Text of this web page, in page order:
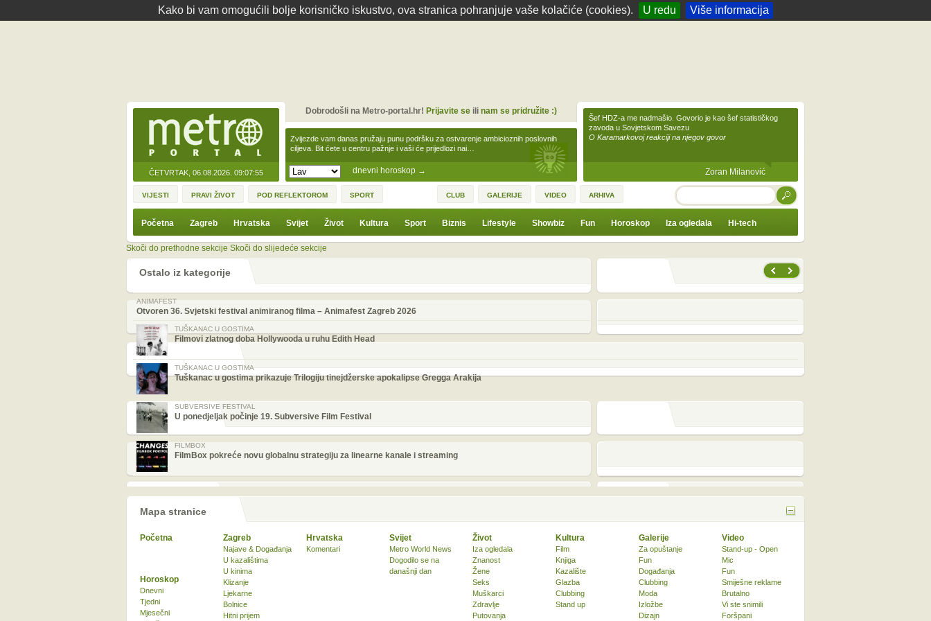
Kako bi vam omogućili bolje korisničko iskustvo, ova stranica pohranjuje vaše kolačiće (cookies). U redu Više informacija
ČETVRTAK, 06.08.2026. 09:07:55 dnevni horoskop →
Zvijezde vam danas pružaju punu podršku za ostvarenje ambicioznih poslovnih
ciljeva. Bit ćete u centru pažnje i vaši će prijedlozi nai…
Dobrodošli na Metro-portal.hr! Prijavite seili nam se pridružite :)
Šef HDZ-a me nadmašio. Govorio je kao šef statističkog
zavoda u Sovjetskom Savezu
O Karamarkovoj reakciji na njegov govor
Zoran Milanović
VIJESTI PRAVI ŽIVOT POD REFLEKTOROM SPORT CLUB GALERIJE VIDEO ARHIVA TRAŽI
Početna Zagreb Hrvatska Svijet Život Kultura Sport Biznis Lifestyle Showbiz Fun Horoskop Iza ogledala Hi-tech
Skoči do prethodne sekcije Skoči do slijedeće sekcije
Ostalo iz kategorije
ANIMAFEST
Otvoren 36. Svjetski festival animiranog filma – Animafest Zagreb 2026
TUŠKANAC U GOSTIMA
Filmovi zlatnog doba Hollywooda u ruhu Edith Head
TUŠKANAC U GOSTIMA
Tuškanac u gostima prikazuje Trilogiju tinejdžerske apokalipse Gregga Arakija
SUBVERSIVE FESTIVAL
U ponedjeljak počinje 19. Subversive Film Festival
FILMBOX
FilmBox pokreće novu globalnu strategiju za linearne kanale i streaming
Mapa stranice
Početna Zagreb
Najave & Događanja
U kazalištima
U kinima
Klizanje
Ljekarne
Bolnice
Hitni prijem
Hrvatska
Komentari
Svijet
Metro World News
Dogodilo se na
današnji dan
Život
Iza ogledala
Znanost
Žene
Seks
Muškarci
Zdravlje
Putovanja
Kultura
Film
Knjiga
Kazalište
Glazba
Clubbing
Stand up
Horoskop
Dnevni
Tjedni
Mjesečni
Galerije
Za opuštanje
Fun
Događanja
Clubbing
Moda
Izložbe
Dizajn
Video
Stand-up - Open
Mic
Fun
Smiješne reklame
Brutalno
Vi ste snimili
Foršpani